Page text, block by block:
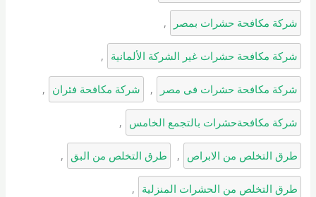
شركة مكافحة حشرات بمصر ,
شركة مكافحة حشرات غير الشركة الألمانية ,
شركة مكافحة حشرات فى مصر , شركة مكافحة فئران ,
شركة مكافحةحشرات بالتجمع الخامس ,
طرق التخلص من الابراص , طرق التخلص من البق ,
طرق التخلص من الحشرات المنزلية ,